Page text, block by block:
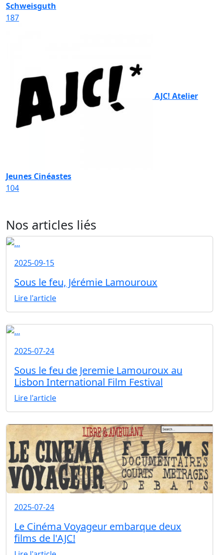
Schweisguth
187
AJC! Atelier
Jeunes Cinéastes
104
Nos articles liés
2025-09-15
Sous le feu, Jérémie Lamouroux
Lire l'article
2025-07-24
Sous le feu de Jeremie Lamouroux au
Lisbon International Film Festival
Lire l'article
2025-07-24
Le Cinéma Voyageur embarque deux
films de l'AJC!